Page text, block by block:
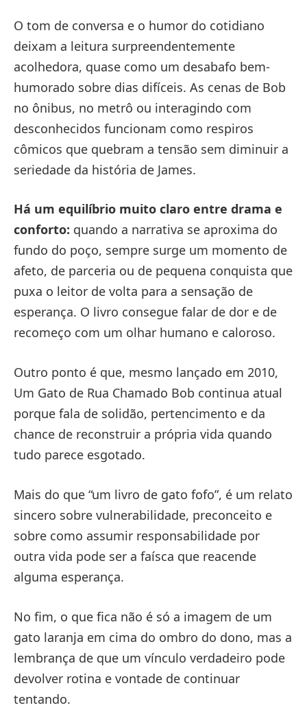
O tom de conversa e o humor do cotidiano
deixam a leitura surpreendentemente
acolhedora, quase como um desabafo bem-
humorado sobre dias difíceis. As cenas de Bob
no ônibus, no metrô ou interagindo com
desconhecidos funcionam como respiros
cômicos que quebram a tensão sem diminuir a
seriedade da história de James.
Há um equilíbrio muito claro entre drama e
conforto: quando a narrativa se aproxima do
fundo do poço, sempre surge um momento de
afeto, de parceria ou de pequena conquista que
puxa o leitor de volta para a sensação de
esperança. O livro consegue falar de dor e de
recomeço com um olhar humano e caloroso.
Outro ponto é que, mesmo lançado em 2010,
Um Gato de Rua Chamado Bob continua atual
porque fala de solidão, pertencimento e da
chance de reconstruir a própria vida quando
tudo parece esgotado.
Mais do que “um livro de gato fofo”, é um relato
sincero sobre vulnerabilidade, preconceito e
sobre como assumir responsabilidade por
outra vida pode ser a faísca que reacende
alguma esperança.
No fim, o que fica não é só a imagem de um
gato laranja em cima do ombro do dono, mas a
lembrança de que um vínculo verdadeiro pode
devolver rotina e vontade de continuar
tentando.